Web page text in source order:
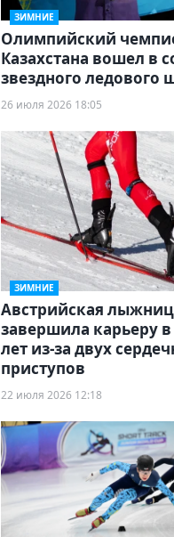
ЗИМНИЕ
Олимпийский
Казахстана вошел в
звездного ледового
26 июля 2026 18:05
ЗИМНИЕ
Австрийская
завершила карьеру в
лет из‑за двух
приступов
22 июля 2026 12:18